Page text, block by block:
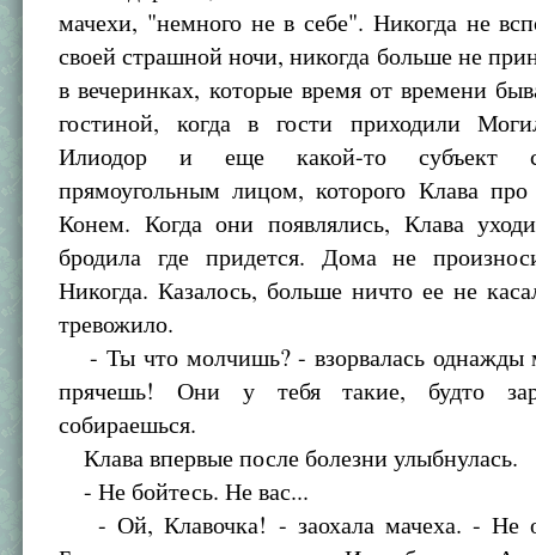
мачехи, "немного не в себе". Никогда не
своей страшной ночи, никогда больше не
в вечеринках, которые время от времени
гостиной, когда в гости приходили
Илиодор и еще какой-то субъект
прямоугольным лицом, которого Клава про
Конем. Когда они появлялись, Клава
бродила где придется. Дома не
Никогда. Казалось, больше ничто ее не
тревожило.
- Ты что молчишь? - взорвалась однажды
прячешь! Они у тебя такие, будто
собираешься.
Клава впервые после болезни улыбнулась.
- Не бойтесь. Не вас...
- Ой, Клавочка! - заохала мачеха. - Не